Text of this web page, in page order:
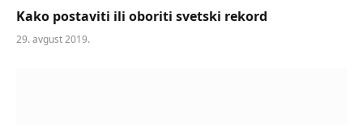
Kako postaviti ili oboriti svetski rekord
29. avgust 2019.